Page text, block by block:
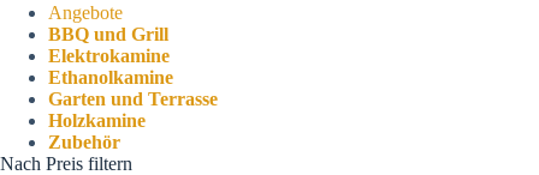
Angebote
BBQ und Grill
Elektrokamine
Ethanolkamine
Garten und Terrasse
Holzkamine
Zubehör
Nach Preis filtern